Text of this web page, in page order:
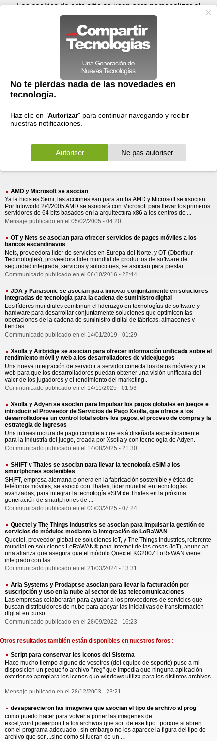
Prensa Videos
> asocian para
asocian para
329 resultados Ordenar por fecha-Ordenar por pertinencia
AMD y Microsoft se asocian
Ya la hicistes Semi, las acciones van para arriba AMD y Microsoft se asocian
Por Infoworld 2/4/2005 AMD se asociará con Microsoft para llevar los primeros
servidores de 64 bits basados en la arquitectura x86 a los centros de ...
Mensaje publicado en el 05/02/2005 - 04:20
OT y Nets se asocian para ofrecer servicios de pagos móviles a los
bancos escandinavos
Nets, proveedora líder de servicios en Europa del Norte, y OT (Oberthur
Technologies), proveedora líder mundial de productos de software de
seguridad integrada, servicios y soluciones, se asocian para prestar ...
Communicado publicado en el 06/10/2016 - 22:44
JDA y Panasonic se asocian para innovar conjuntamente en soluciones
integradas de tecnología para la cadena de suministro digital
Los líderes mundiales combinan el liderazgo en tecnologías de software y
hardware para desarrollar conjuntamente soluciones que optimicen las
operaciones de la cadena de suministro digital de fábricas, almacenes y
tiendas ...
Communicado publicado en el 14/01/2019 - 01:29
Xsolla y Airbridge se asocian para ofrecer información unificada sobre el
rendimiento móvil y web a los desarrolladores de videojuegos
Una nueva integración de servidor a servidor conecta los datos móviles y de
web para que los desarrolladores puedan obtener una visión unificada del
valor de los jugadores y el rendimiento del marketing..
Communicado publicado en el 14/11/2025 - 01:53
Xsolla y Adyen se asocian para impulsar los pagos globales en juegos e
introducir el Proveedor de Servicios de Pago Xsolla, que ofrece a los
desarrolladores un control total sobre los pagos, el proceso de compra y la
estrategia de ingresos
Una infraestructura de pago completa que está diseñada específicamente
para la industria del juego, creada por Xsolla y con tecnología de Adyen.
Communicado publicado en el 14/08/2025 - 21:30
SHIFT y Thales se asocian para llevar la tecnología eSIM a los
smartphones sostenibles
SHIFT, empresa alemana pionera en la fabricación sostenible y ética de
teléfonos móviles, se asoció con Thales, líder mundial en tecnologías
avanzadas, para integrar la tecnología eSIM de Thales en la próxima
generación de smartphones de ...
Communicado publicado en el 03/03/2025 - 07:24
Quectel y The Things Industries se asocian para impulsar la gestión de
servicios de módulos mediante la integración de LoRaWAN
Quectel, proveedor global de soluciones IoT, y The Things Industries, referente
mundial en soluciones LoRaWAN® para Internet de las cosas (IoT), anuncian
una alianza que asegura que el módulo Quectel KG200Z LoRaWAN viene
integrado con las ...
Communicado publicado en el 21/03/2024 - 13:31
Aria Systems y Prodapt se asocian para llevar la facturación por
suscripción y uso en la nube al sector de las telecomunicaciones
Las empresas colaborarán para ayudar a los proveedores de servicios que
buscan distribuidores de nube para apoyar las iniciativas de transformación
digital en curso.
Communicado publicado en el 28/09/2022 - 16:23
Otros resultados también están disponibles en nuestros foros :
Script para conservar los iconos del Sistema
Hace mucho tiempo alguno de vosotros (del equipo de soporte) puso a mi
disposicion un pequeño archivo ".reg" que impedia que ninguna aplicación
exterior se apropiara los iconos que windows utiliza para los distintos archivos
...
Mensaje publicado en el 28/12/2003 - 23:21
desaparecieron las imagenes que asocian el tipo de archivo al prog
como puedo hacer para volver a poner las imagenes de
excel,word,powerpoint a los archivos que son de ese tipo.. porque si abren
con el programa adecuado , sin embargo no les aparece la figura del tipo de
archivo que son...sino como si fueran de un ...
Jueves 06 de agosto - 07:26 Registrar Conectar
Las cookies de este sitio se usan para personalizar el
contenido y los anuncios, para ofrecer funciones de medios
sociales y para analizar el tráfico. Además, compartimos
información sobre el uso que haga del sitio web con nuestros
partners de medios sociales, de publicidad y de análisis
web.
OK